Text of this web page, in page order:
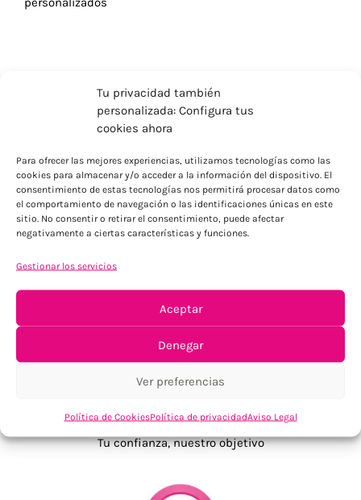
Tu privacidad también
personalizada: Configura tus
cookies ahora
Para ofrecer las mejores experiencias, utilizamos tecnologías como las
cookies para almacenar y/o acceder a la información del dispositivo. El
consentimiento de estas tecnologías nos permitirá procesar datos como
el comportamiento de navegación o las identificaciones únicas en este
sitio. No consentir o retirar el consentimiento, puede afectar
negativamente a ciertas características y funciones.
Gestionar los servicios
Aceptar
Denegar
Ver preferencias
Política de CookiesPolítica de privacidadAviso Legal
ENVÍOS ECONÓMICOS
Para Península, resto consultar
TU SATISFACCIÓN = LA NUESTRA
Tu confianza, nuestro objetivo